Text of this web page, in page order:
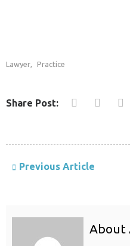
Lawyer, Practice
Share Post:
Previous Article
About